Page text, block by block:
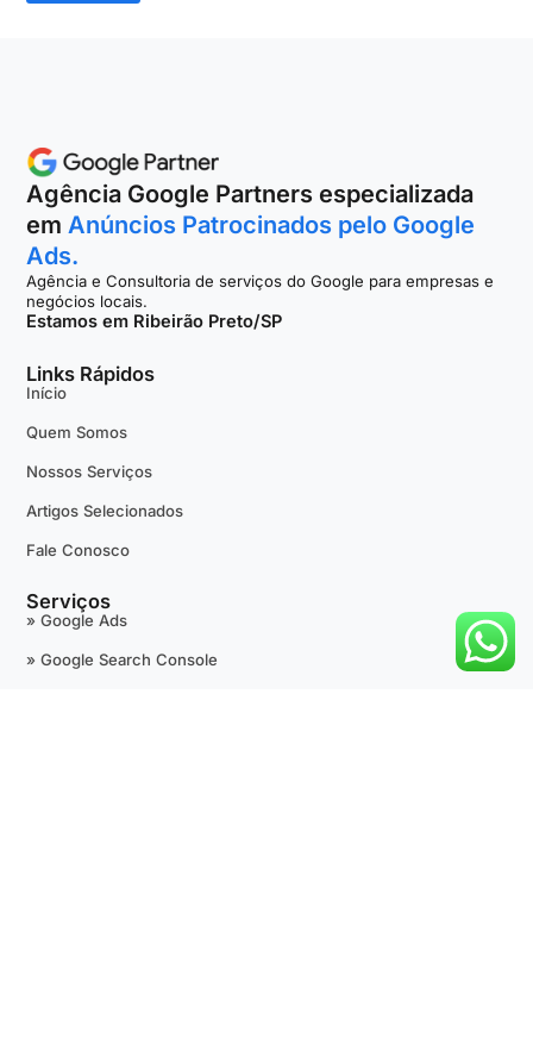
Agência Google Partners especializada
emAnúncios Patrocinados pelo Google
Ads.
Agência e Consultoria de serviços do Google para empresas e
negócios locais.
Estamos em Ribeirão Preto/SP
Links Rápidos
Início
Quem Somos
Nossos Serviços
Artigos Selecionados
Fale Conosco
Serviços
» Google Ads
» Google Search Console